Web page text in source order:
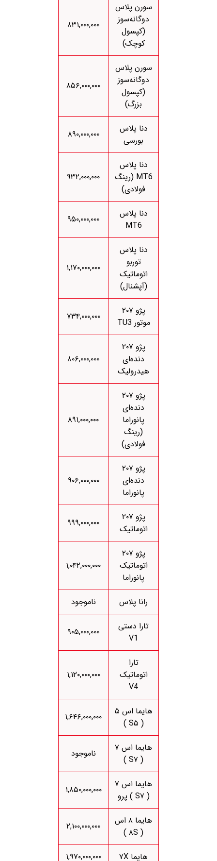
سورن پلاس
دوگانه‌سوز
(کپسول
کوچک)
۸۳۱,۰۰۰,۰۰۰
سورن پلاس
دوگانه‌سوز
(کپسول
بزرگ)
۸۵۶,۰۰۰,۰۰۰
دنا پلاس
بورسی
۸۹۰,۰۰۰,۰۰۰
دنا پلاس
MT6 (رینگ
فولادی)
۹۳۲,۰۰۰,۰۰۰
دنا پلاس
MT6
۹۵۰,۰۰۰,۰۰۰
دنا پلاس
توربو
اتوماتیک
(آپشنال)
۱,۱۷۰,۰۰۰,۰۰۰
پژو ۲۰۷
موتور TU3
۷۳۴,۰۰۰,۰۰۰
پژو ۲۰۷
دنده‌ای
هیدرولیک
۸۰۶,۰۰۰,۰۰۰
پژو ۲۰۷
دنده‌ای
پانوراما
(رینگ
فولادی)
۸۹۱,۰۰۰,۰۰۰
پژو ۲۰۷
دنده‌ای
پانوراما
۹۰۶,۰۰۰,۰۰۰
پژو ۲۰۷
اتوماتیک
۹۹۹,۰۰۰,۰۰۰
پژو ۲۰۷
اتوماتیک
پانوراما
۱,۰۴۲,۰۰۰,۰۰۰
رانا پلاس
ناموجود
تارا دستی
V1
۹۰۵,۰۰۰,۰۰۰
تارا
اتوماتیک
V4
۱,۱۲۰,۰۰۰,۰۰۰
هایما اس ۵
( S۵ )
۱,۶۴۶,۰۰۰,۰۰۰
هایما اس ۷
( S۷ )
ناموجود
هایما اس ۷
( S۷ ) پرو
۱,۸۵۰,۰۰۰,۰۰۰
هایما ۸ اس
( ۸S )
۲,۱۰۰,۰۰۰,۰۰۰
هایما ۷X ۱,۹۷۰,۰۰۰,۰۰۰